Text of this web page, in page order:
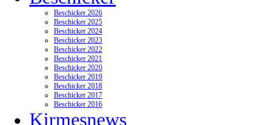
Beschicker 2026
Beschicker 2025
Beschicker 2024
Beschicker 2023
Beschicker 2022
Beschicker 2021
Beschicker 2020
Beschicker 2019
Beschicker 2018
Beschicker 2017
Beschicker 2016
Kirmesnews